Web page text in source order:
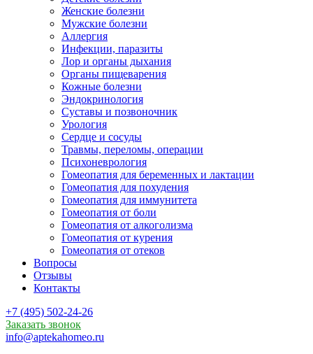
Женские болезни
Мужские болезни
Аллергия
Инфекции, паразиты
Лор и органы дыхания
Органы пищеварения
Кожные болезни
Эндокринология
Суставы и позвоночник
Урология
Сердце и сосуды
Травмы, переломы, операции
Психоневрология
Гомеопатия для беременных и лактации
Гомеопатия для похудения
Гомеопатия для иммунитета
Гомеопатия от боли
Гомеопатия от алкоголизма
Гомеопатия от курения
Гомеопатия от отеков
Вопросы
Отзывы
Контакты
+7 (495) 502-24-26
Заказать звонок
info@aptekahomeo.ru